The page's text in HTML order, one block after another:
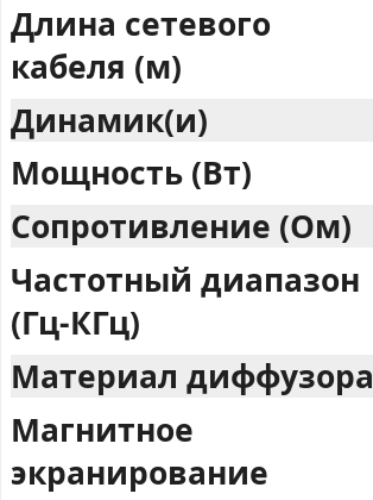
Длина сетевого
кабеля (м)
Динамик(и)
Мощность (Вт)
Сопротивление (Ом)
Частотный диапазон
(Гц-КГц)
Материал диффузора
Магнитное
экранирование